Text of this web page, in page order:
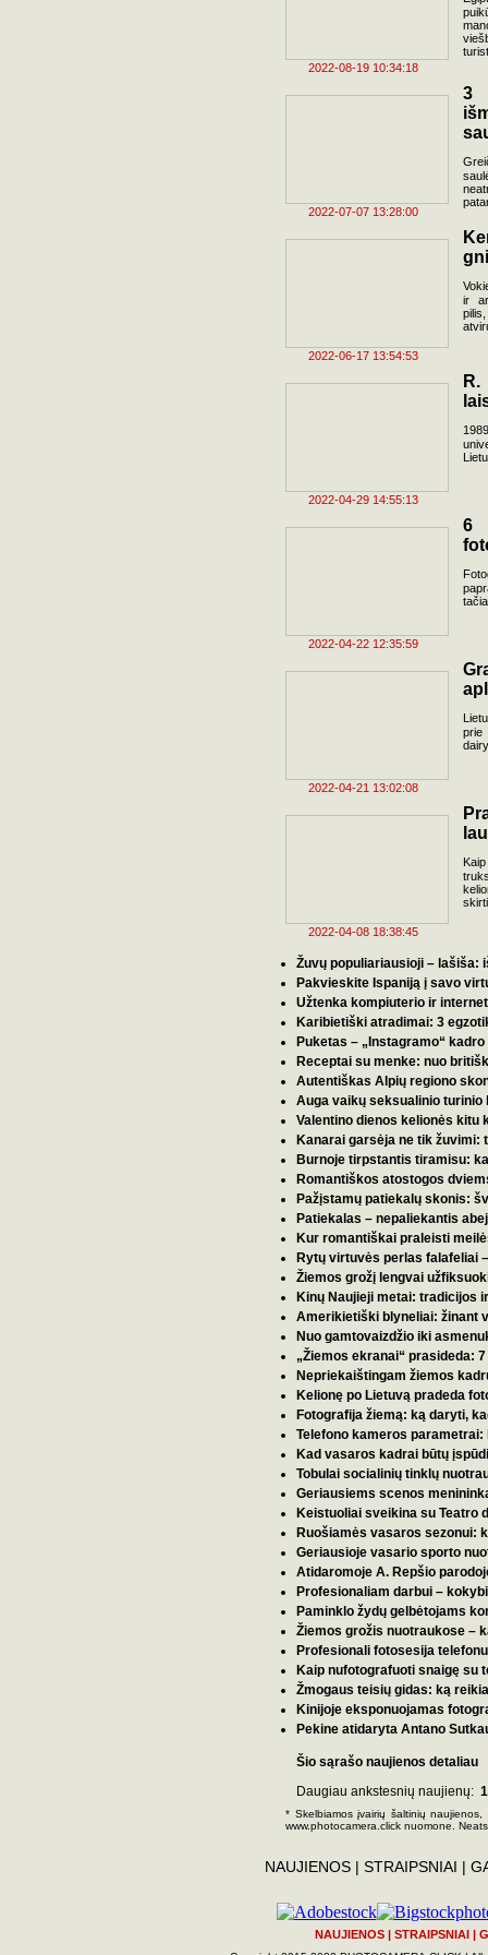
2022-08-19 10:34:18
2022-07-07 13:28:00
3
2022-06-17 13:54:53
ir
2022-04-29 14:55:13
R.
2022-04-22 12:35:59
6
2022-04-21 13:02:08
prie
2022-04-08 18:38:45
Žuvų populiariausioji – lašiša:
Pakvieskite Ispaniją į savo
Užtenka kompiuterio ir
Karibietiški atradimai: 3
Puketas – „Instagramo“
Receptai su menke: nuo
Autentiškas Alpių regiono
Auga vaikų seksualinio
Valentino dienos kelionės kitu
Kanarai garsėja ne tik
Burnoje tirpstantis tiramisu:
Romantiškos atostogos
Pažįstamų patiekalų skonis:
Patiekalas – nepaliekantis
Kur romantiškai praleisti
Rytų virtuvės perlas falafeliai
Žiemos grožį lengvai
Kinų Naujieji metai: tradicijos
Amerikietiški blyneliai: žinant
Nuo gamtovaizdžio iki
„Žiemos ekranai“ prasideda:
Nepriekaištingam žiemos
Kelionę po Lietuvą pradeda
Fotografija žiemą: ką daryti,
Telefono kameros
Kad vasaros kadrai būtų
Tobulai socialinių tinklų
Geriausiems scenos
Keistuoliai sveikina su Teatro
Ruošiamės vasaros sezonui:
Geriausioje vasario sporto
Atidaromoje A. Repšio
Profesionaliam darbui –
Paminklo žydų gelbėtojams
Žiemos grožis nuotraukose –
Profesionali fotosesija
Kaip nufotografuoti snaigę su
Žmogaus teisių gidas: ką
Kinijoje eksponuojamas
Pekine atidaryta Antano
Šio sąrašo naujienos detaliau
Daugiau ankstesnių naujienų: 1
* Skelbiamos įvairių šaltinių
www.photocamera.click nuomone.
NAUJIENOS | STRAIPSNIAI |
NAUJIENOS | STRAIPSNIAI |